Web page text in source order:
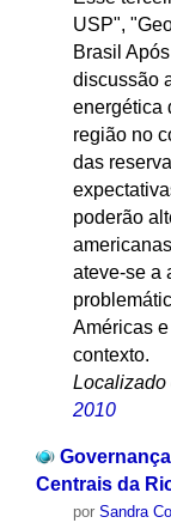
USP",
Brasil
discussão
energética
região no
das
poderão
ateve-se a
Américas
contexto.
Localizado
2010
Centrais da
por Sandra